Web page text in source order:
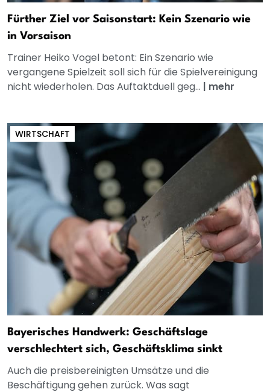
Fürther Ziel vor Saisonstart: Kein Szenario wie
in Vorsaison
Trainer Heiko Vogel betont: Ein Szenario wie
vergangene Spielzeit soll sich für die Spielvereinigung
nicht wiederholen. Das Auftaktduell geg... | mehr
WIRTSCHAFT
Bayerisches Handwerk: Geschäftslage
verschlechtert sich, Geschäftsklima sinkt
Auch die preisbereinigten Umsätze und die
Beschäftigung gehen zurück. Was sagt